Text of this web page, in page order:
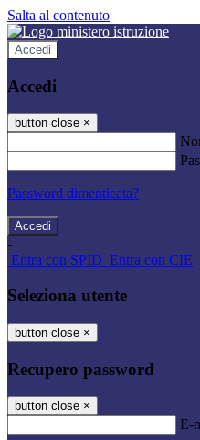
Salta al contenuto
Accedi
Accedi
button close ×
Password dimenticata?
-
Entra con SPID Entra con CIE
Seleziona utente
button close ×
Recupero password
button close ×
E-